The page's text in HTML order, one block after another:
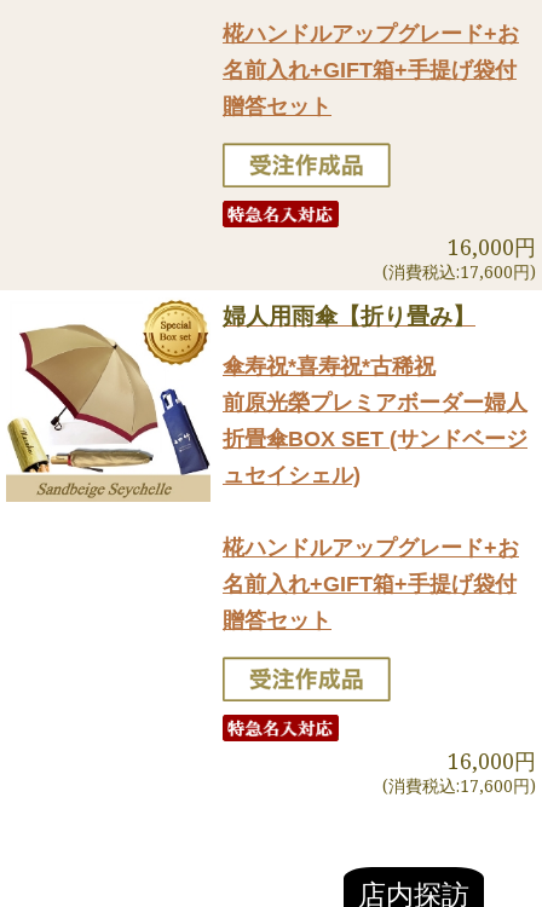
椛ハンドルアップグレード+お
名前入れ+GIFT箱+手提げ袋付
贈答セット
16,000円
(消費税込:17,600円)
婦人用雨傘【折り畳み】
傘寿祝*喜寿祝*古稀祝
前原光榮プレミアボーダー婦人
折畳傘BOX SET (サンドベージ
ュセイシェル)
椛ハンドルアップグレード+お
名前入れ+GIFT箱+手提げ袋付
贈答セット
16,000円
(消費税込:17,600円)